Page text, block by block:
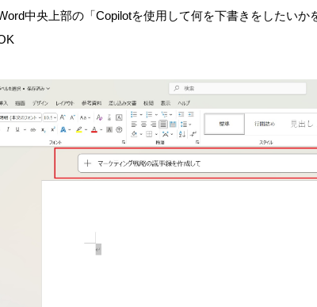
中央上部の「Copilotを使用して何を下書きをしたい